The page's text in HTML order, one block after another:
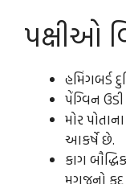
પક્ષીઓ
હમિંગબર્ડ
પેંગ્વિન
મોર
આકર્ષે છે.
કાગ
મગજનો